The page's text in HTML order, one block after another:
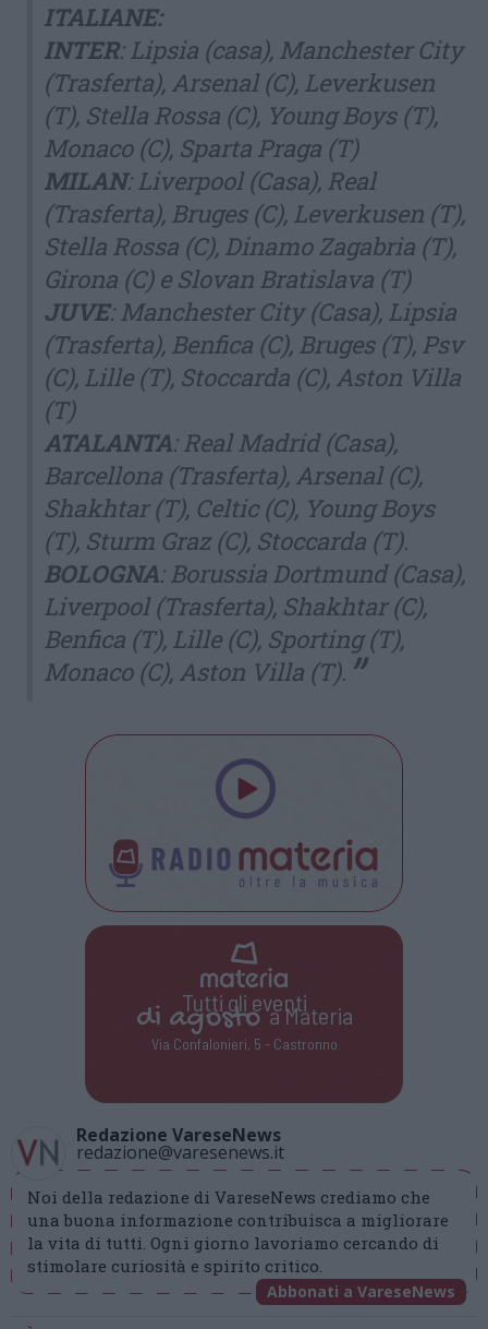
ITALIANE:
INTER: Lipsia (casa), Manchester City
(Trasferta), Arsenal (C), Leverkusen
(T), Stella Rossa (C), Young Boys (T),
Monaco (C), Sparta Praga (T)
MILAN: Liverpool (Casa), Real
(Trasferta), Bruges (C), Leverkusen (T),
Stella Rossa (C), Dinamo Zagabria (T),
Girona (C) e Slovan Bratislava (T)
JUVE: Manchester City (Casa), Lipsia
(Trasferta), Benfica (C), Bruges (T), Psv
(C), Lille (T), Stoccarda (C), Aston Villa
(T)
ATALANTA: Real Madrid (Casa),
Barcellona (Trasferta), Arsenal (C),
Shakhtar (T), Celtic (C), Young Boys
(T), Sturm Graz (C), Stoccarda (T).
BOLOGNA: Borussia Dortmund (Casa),
Liverpool (Trasferta), Shakhtar (C),
Benfica (T), Lille (C), Sporting (T),
Monaco (C), Aston Villa (T).
Tutti gli eventi
di agostoa Materia
Via Confalonieri, 5 - Castronno
Redazione VareseNews
redazione@varesenews.it
Noi della redazione di VareseNews crediamo che
una buona informazione contribuisca a migliorare
la vita di tutti. Ogni giorno lavoriamo cercando di
stimolare curiosità e spirito critico.
Abbonati a VareseNews